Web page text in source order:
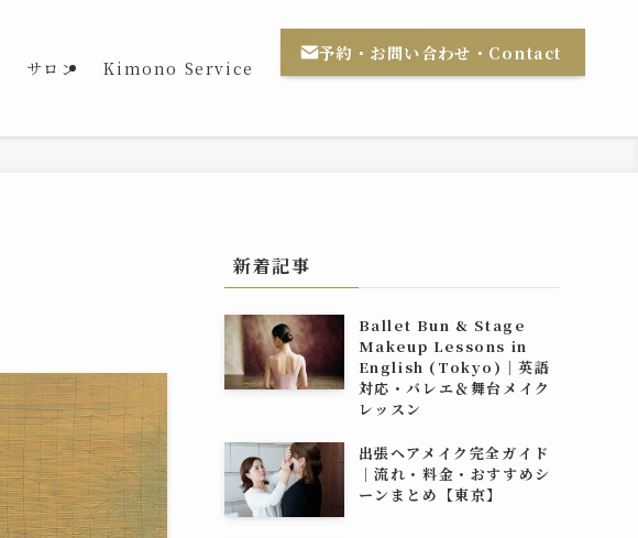
サロン Kimono Service
予約・お問い合わせ・Contact
新着記事
Ballet Bun & Stage
Makeup Lessons in
English (Tokyo)｜英語
対応・バレエ＆舞台メイク
レッスン
出張ヘアメイク完全ガイド
｜流れ・料金・おすすめシ
ーンまとめ【東京】